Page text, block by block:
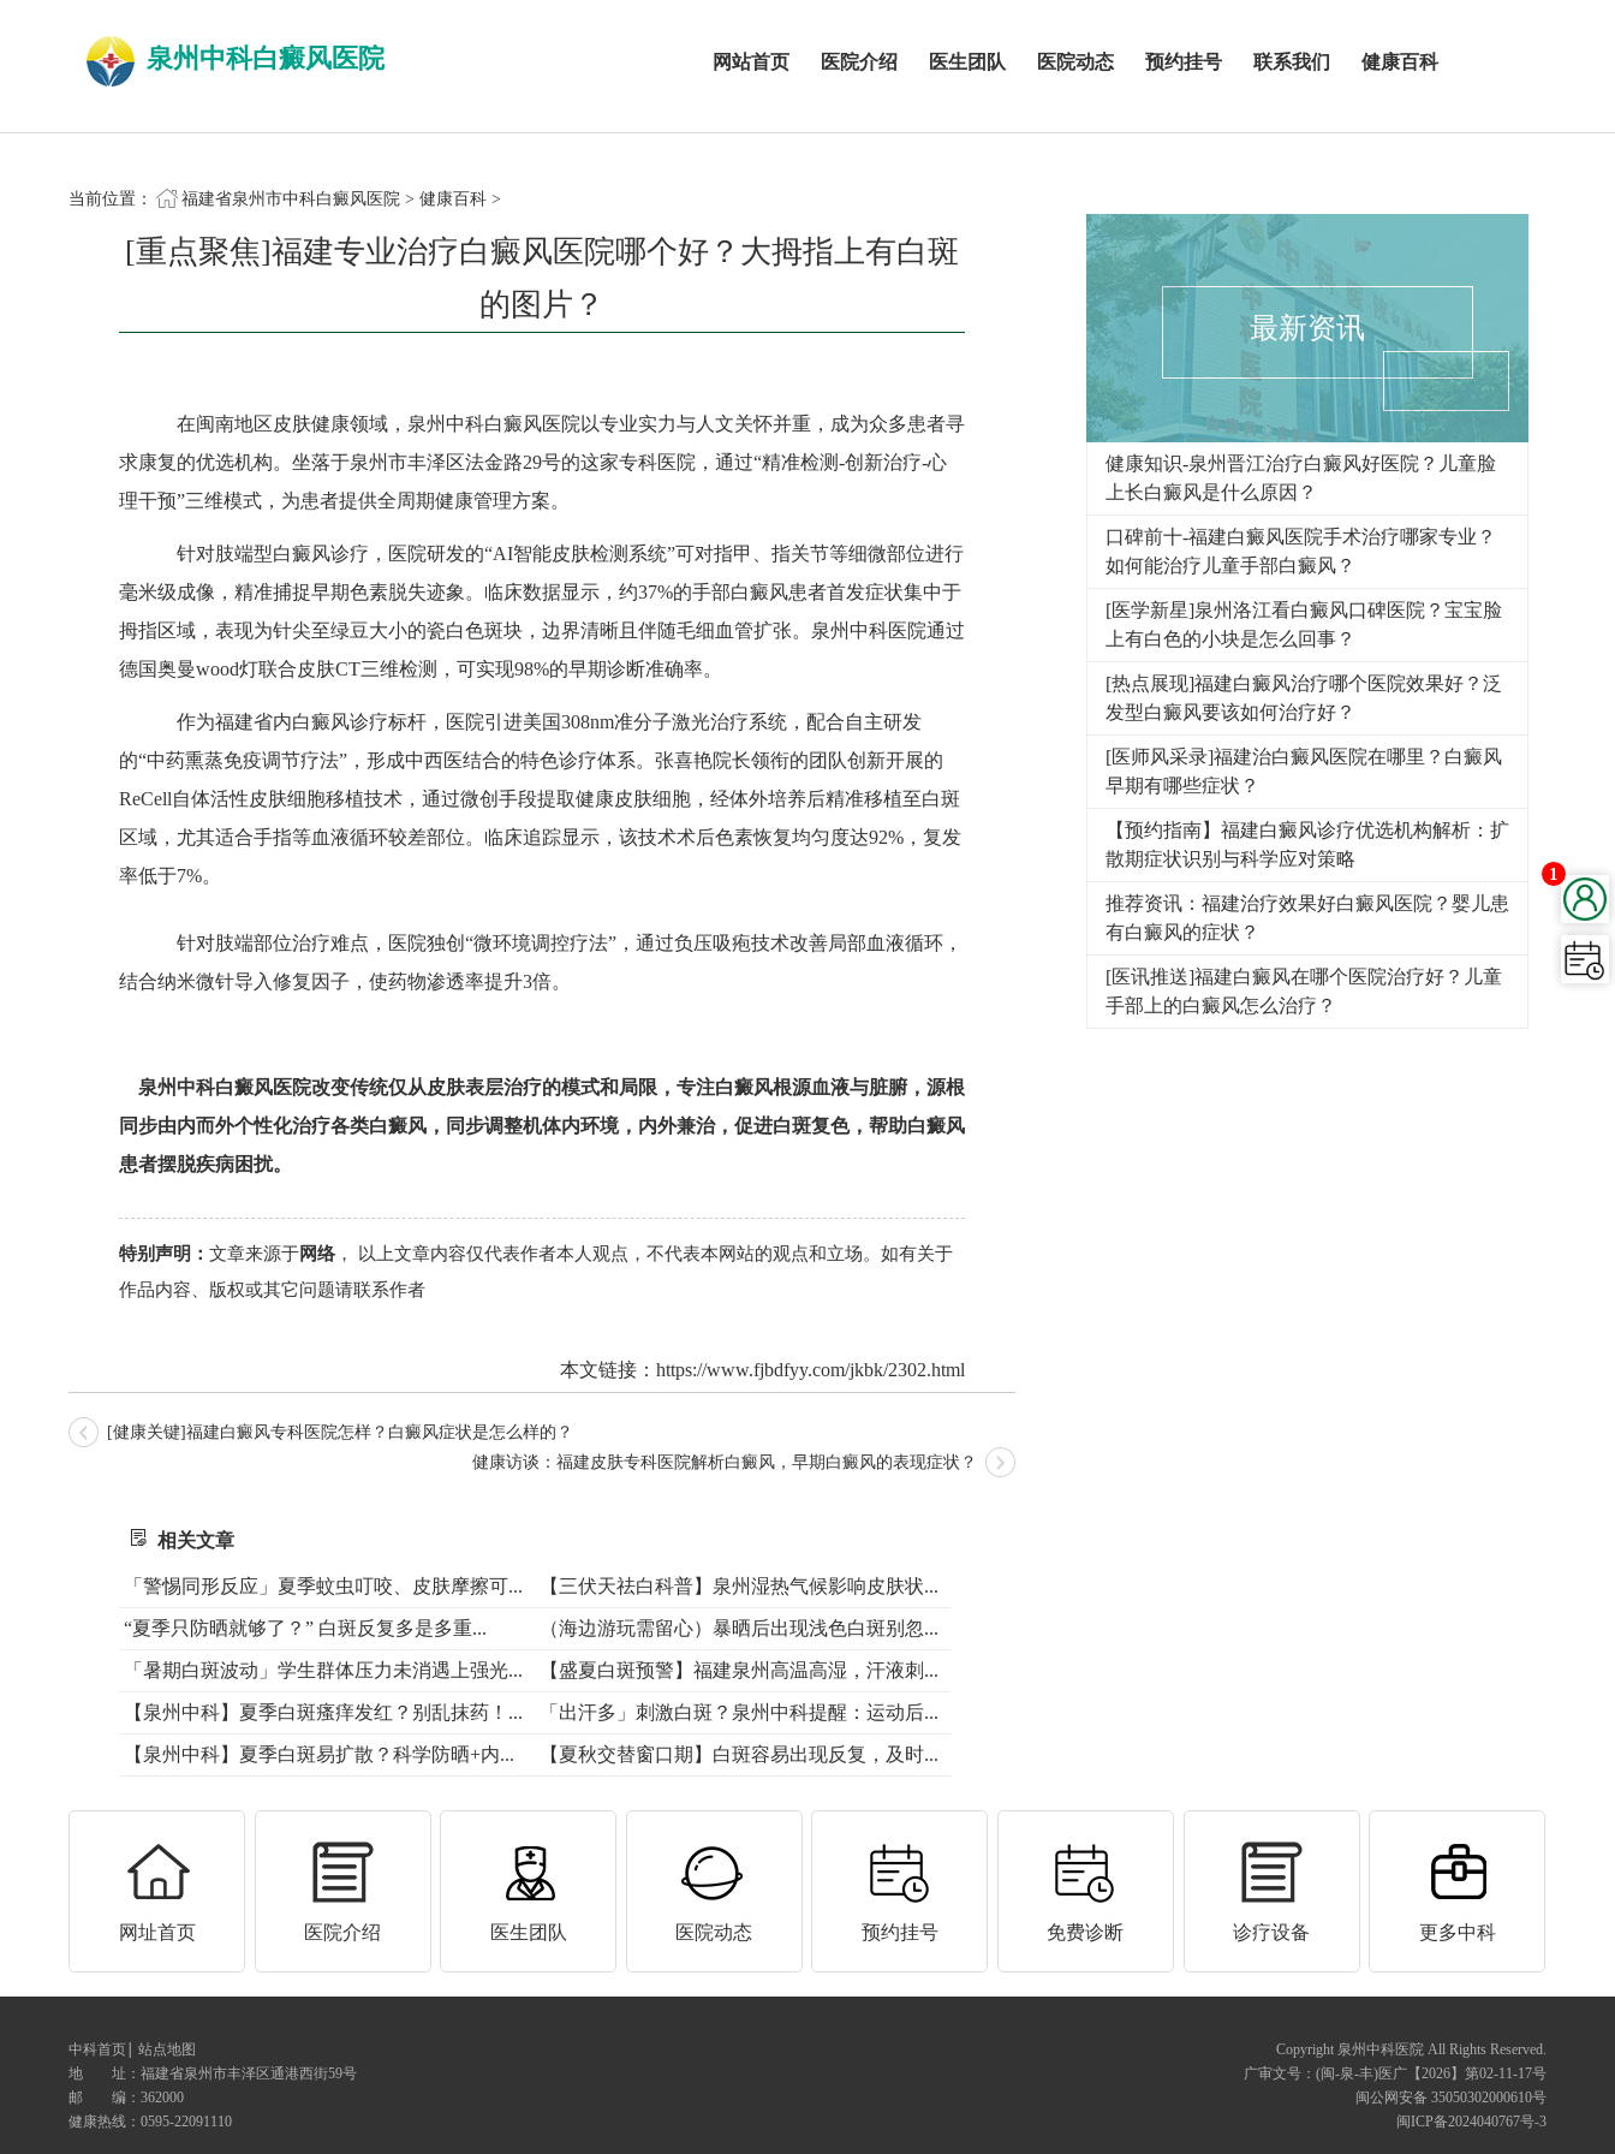
1
泉州中科白癜风医院 网站首页 医院介绍 医生团队 医院动态 预约挂号 联系我们 健康百科
当前位置： 福建省泉州市中科白癜风医院 > 健康百科 >
[重点聚焦]福建专业治疗白癜风医院哪个好？大拇指上有白斑
的图片？
在闽南地区皮肤健康领域，泉州中科白癜风医院以专业实力与人文关怀并重，成为众多患者寻
求康复的优选机构。坐落于泉州市丰泽区法金路29号的这家专科医院，通过“精准检测-创新治疗-心
理干预”三维模式，为患者提供全周期健康管理方案。
针对肢端型白癜风诊疗，医院研发的“AI智能皮肤检测系统”可对指甲、指关节等细微部位进行
毫米级成像，精准捕捉早期色素脱失迹象。临床数据显示，约37%的手部白癜风患者首发症状集中于
拇指区域，表现为针尖至绿豆大小的瓷白色斑块，边界清晰且伴随毛细血管扩张。泉州中科医院通过
德国奥曼wood灯联合皮肤CT三维检测，可实现98%的早期诊断准确率。
作为福建省内白癜风诊疗标杆，医院引进美国308nm准分子激光治疗系统，配合自主研发
的“中药熏蒸免疫调节疗法”，形成中西医结合的特色诊疗体系。张喜艳院长领衔的团队创新开展的
ReCell自体活性皮肤细胞移植技术，通过微创手段提取健康皮肤细胞，经体外培养后精准移植至白斑
区域，尤其适合手指等血液循环较差部位。临床追踪显示，该技术术后色素恢复均匀度达92%，复发
率低于7%。
针对肢端部位治疗难点，医院独创“微环境调控疗法”，通过负压吸疱技术改善局部血液循环，
结合纳米微针导入修复因子，使药物渗透率提升3倍。
泉州中科白癜风医院改变传统仅从皮肤表层治疗的模式和局限，专注白癜风根源血液与脏腑，源根
同步由内而外个性化治疗各类白癜风，同步调整机体内环境，内外兼治，促进白斑复色，帮助白癜风
患者摆脱疾病困扰。
特别声明： 文章来源于网络， 以上文章内容仅代表作者本人观点，不代表本网站的观点和立场。如有关于
作品内容、版权或其它问题请联系作者
本文链接： https://www.fjbdfyy.com/jkbk/2302.html
[健康关键]福建白癜风专科医院怎样？白癜风症状是怎么样的？
健康访谈：福建皮肤专科医院解析白癜风，早期白癜风的表现症状？
相关文章
「警惕同形反应」夏季蚊虫叮咬、皮肤摩擦可... 【三伏天祛白科普】泉州湿热气候影响皮肤状...
“夏季只防晒就够了？” 白斑反复多是多重... （海边游玩需留心）暴晒后出现浅色白斑别忽...
「暑期白斑波动」学生群体压力未消遇上强光... 【盛夏白斑预警】福建泉州高温高湿，汗液刺...
【泉州中科】夏季白斑瘙痒发红？别乱抹药！... 「出汗多」刺激白斑？泉州中科提醒：运动后...
【泉州中科】夏季白斑易扩散？科学防晒+内... 【夏秋交替窗口期】白斑容易出现反复，及时...
最新资讯
健康知识-泉州晋江治疗白癜风好医院？儿童脸
上长白癜风是什么原因？
口碑前十-福建白癜风医院手术治疗哪家专业？
如何能治疗儿童手部白癜风？
[医学新星]泉州洛江看白癜风口碑医院？宝宝脸
上有白色的小块是怎么回事？
[热点展现]福建白癜风治疗哪个医院效果好？泛
发型白癜风要该如何治疗好？
[医师风采录]福建治白癜风医院在哪里？白癜风
早期有哪些症状？
【预约指南】福建白癜风诊疗优选机构解析：扩
散期症状识别与科学应对策略
推荐资讯：福建治疗效果好白癜风医院？婴儿患
有白癜风的症状？
[医讯推送]福建白癜风在哪个医院治疗好？儿童
手部上的白癜风怎么治疗？
网址首页 医院介绍 医生团队 医院动态 预约挂号 免费诊断 诊疗设备 更多中科
中科首页
站点地图
地 址： 福建省泉州市丰泽区通港西街59号
邮 编：362000
健康热线： 0595-22091110
Copyright 泉州中科医院 All Rights Reserved.
广审文号：(闽-泉-丰)医广【2026】第02-11-17号
闽公网安备 35050302000610号
闽ICP备2024040767号-3